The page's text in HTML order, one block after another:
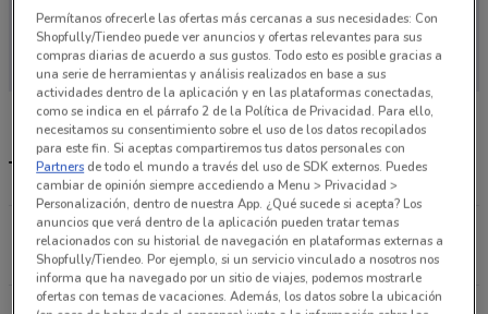
En este momento no hay ofertas vigentes
Tiendas Go Mart más cercanas
Republica de Uruguay No.21-A Cuauhtémoc (cdmx)
5.5 km
Permítanos ofrecerle las ofertas más cercanas a sus necesidades: Con
Shopfully/Tiendeo puede ver anuncios y ofertas relevantes para sus
compras diarias de acuerdo a sus gustos. Todo esto es posible gracias a
una serie de herramientas y análisis realizados en base a sus
actividades dentro de la aplicación y en las plataformas conectadas,
como se indica en el párrafo 2 de la Política de Privacidad. Para ello,
necesitamos su consentimiento sobre el uso de los datos recopilados
para este fin. Si aceptas compartiremos tus datos personales con
Partners de todo el mundo a través del uso de SDK externos. Puedes
cambiar de opinión siempre accediendo a Menu > Privacidad >
Personalización, dentro de nuestra App. ¿Qué sucede si acepta? Los
anuncios que verá dentro de la aplicación pueden tratar temas
relacionados con su historial de navegación en plataformas externas a
Shopfully/Tiendeo. Por ejemplo, si un servicio vinculado a nosotros nos
informa que ha navegado por un sitio de viajes, podemos mostrarle
ofertas con temas de vacaciones. Además, los datos sobre la ubicación